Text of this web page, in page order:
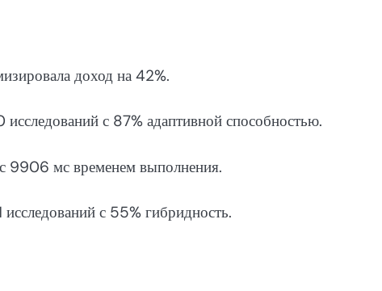
доход на 42%.
с 87% адаптивной способностью.
9906 мс временем выполнения.
с 55% гибридность.